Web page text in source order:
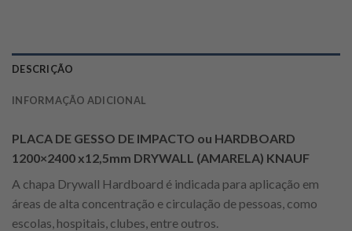
DESCRIÇÃO
INFORMAÇÃO ADICIONAL
PLACA DE GESSO DE IMPACTO ou HARDBOARD
1200×2400 x12,5mm DRYWALL (AMARELA) KNAUF
A chapa Drywall Hardboard é indicada para aplicação em
áreas de alta concentração e circulação de pessoas, como
escolas, hospitais, clubes, entre outros.